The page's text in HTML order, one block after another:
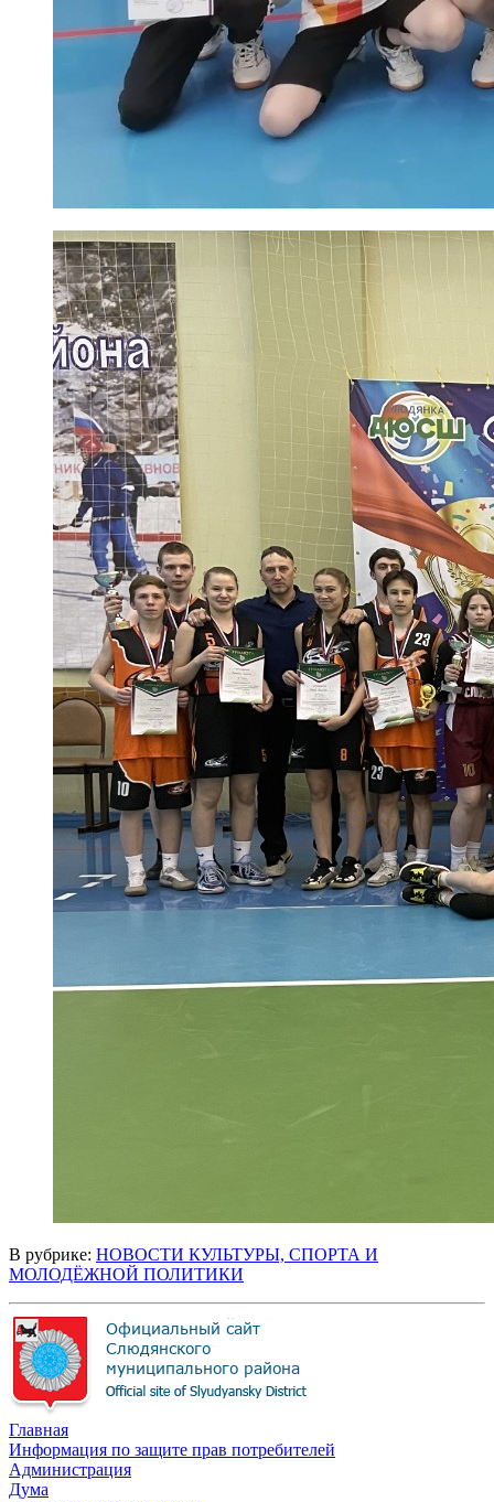
В рубрике: НОВОСТИ КУЛЬТУРЫ, СПОРТА И
МОЛОДЁЖНОЙ ПОЛИТИКИ
Главная
Информация по защите прав потребителей
Администрация
Дума